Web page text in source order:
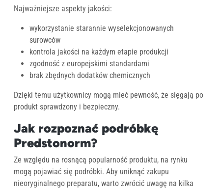
Najważniejsze aspekty jakości:
wykorzystanie starannie wyselekcjonowanych
surowców
kontrola jakości na każdym etapie produkcji
zgodność z europejskimi standardami
brak zbędnych dodatków chemicznych
Dzięki temu użytkownicy mogą mieć pewność, że sięgają po
produkt sprawdzony i bezpieczny.
Jak rozpoznać podróbkę
Predstonorm?
Ze względu na rosnącą popularność produktu, na rynku
mogą pojawiać się podróbki. Aby uniknąć zakupu
nieoryginalnego preparatu, warto zwrócić uwagę na kilka